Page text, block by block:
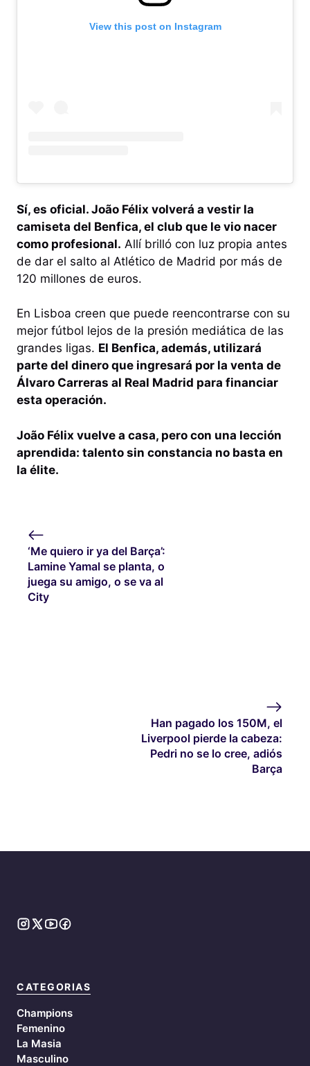
View this post on Instagram
Sí, es oficial. João Félix volverá a vestir la
camiseta del Benfica, el club que le vio nacer
como profesional. Allí brilló con luz propia antes
de dar el salto al Atlético de Madrid por más de
120 millones de euros.
En Lisboa creen que puede reencontrarse con su
mejor fútbol lejos de la presión mediática de las
grandes ligas. El Benfica, además, utilizará
parte del dinero que ingresará por la venta de
Álvaro Carreras al Real Madrid para financiar
esta operación.
João Félix vuelve a casa, pero con una lección
aprendida: talento sin constancia no basta en
la élite.
‘Me quiero ir ya del Barça’:
Lamine Yamal se planta, o
juega su amigo, o se va al
City
Han pagado los 150M, el
Liverpool pierde la cabeza:
Pedri no se lo cree, adiós
Barça
CATEGORIAS
Champions
Femenino
La Masia
Masculino